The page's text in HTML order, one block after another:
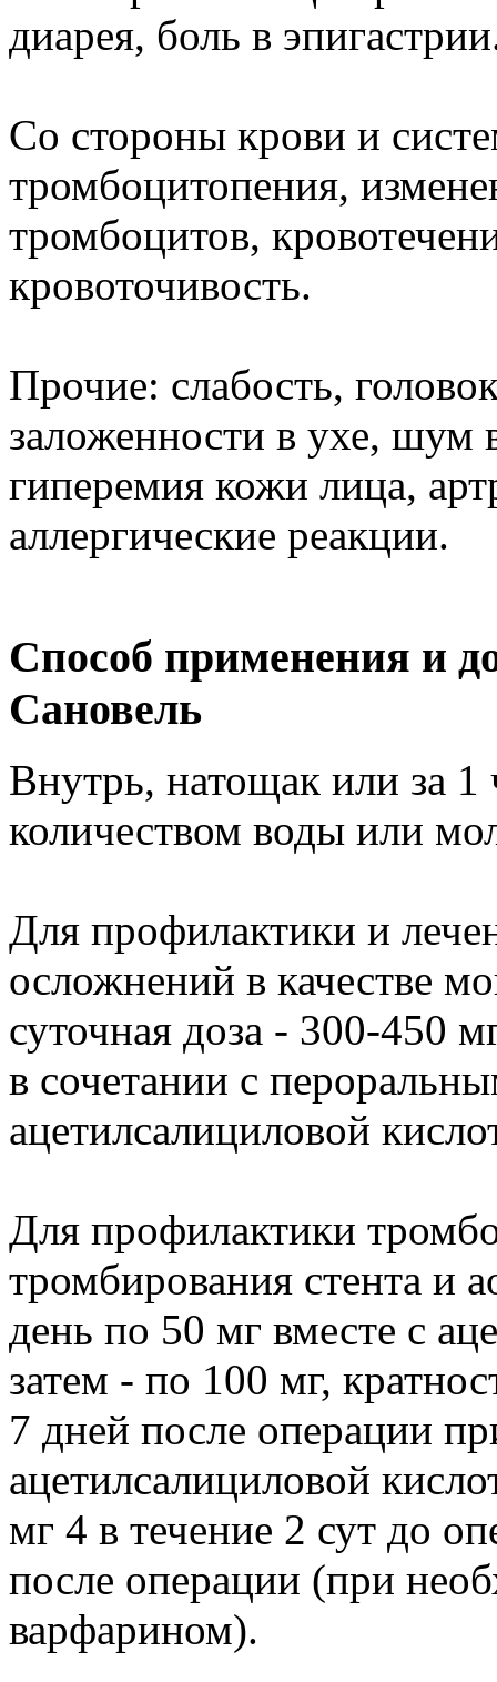
диарея, боль в
Со стороны крови и
тромбоцитопения,
тромбоцитов,
кровоточивость.
Прочие: слабость,
заложенности в ухе, шум
гиперемия кожи лица,
аллергические реакции.
Способ применения и
Сановель
Внутрь, натощак или за
количеством воды или
Для профилактики и
осложнений в качестве
суточная доза - 300-450
в сочетании с
ацетилсалициловой
Для профилактики
тромбирования стента и
день по 50 мг вместе с
затем - по 100 мг,
7 дней после операции
ацетилсалициловой
мг 4 в течение 2 сут до
после операции (при
варфарином).